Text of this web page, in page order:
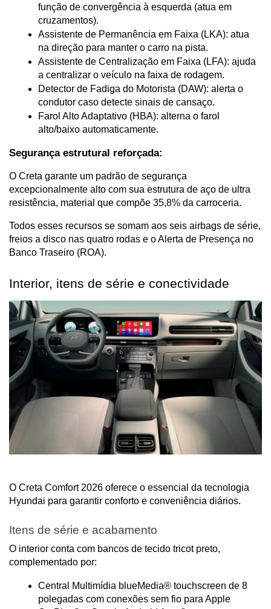
função de convergência à esquerda (atua em
cruzamentos).
Assistente de Permanência em Faixa (LKA): atua
na direção para manter o carro na pista.
Assistente de Centralização em Faixa (LFA): ajuda
a centralizar o veículo na faixa de rodagem.
Detector de Fadiga do Motorista (DAW): alerta o
condutor caso detecte sinais de cansaço.
Farol Alto Adaptativo (HBA): alterna o farol
alto/baixo automaticamente.
Segurança estrutural reforçada:
O Creta garante um padrão de segurança
excepcionalmente alto com sua estrutura de aço de ultra
resistência, material que compõe 35,8% da carroceria.
Todos esses recursos se somam aos seis airbags de série,
freios a disco nas quatro rodas e o Alerta de Presença no
Banco Traseiro (ROA).
Interior, itens de série e conectividade
O Creta Comfort 2026 oferece o essencial da tecnologia
Hyundai para garantir conforto e conveniência diários.
Itens de série e acabamento
O interior conta com bancos de tecido tricot preto,
complementado por:
Central Multimídia blueMedia® touchscreen de 8
polegadas com conexões sem fio para Apple